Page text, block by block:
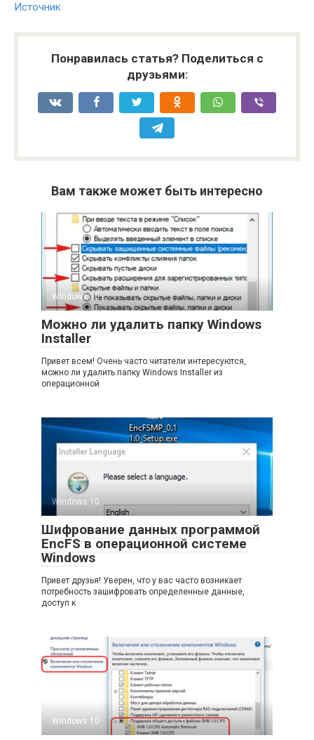
Источник
Понравилась статья? Поделиться с
друзьями:
Вам также может быть интересно
Windows 10
Можно ли удалить папку Windows
Installer
Привет всем! Очень часто читатели интересуются,
можно ли удалить папку Windows Installer из
операционной
Windows 10
Шифрование данных программой
EncFS в операционной системе
Windows
Привет друзья! Уверен, что у вас часто возникает
потребность зашифровать определенные данные,
доступ к
Windows 10